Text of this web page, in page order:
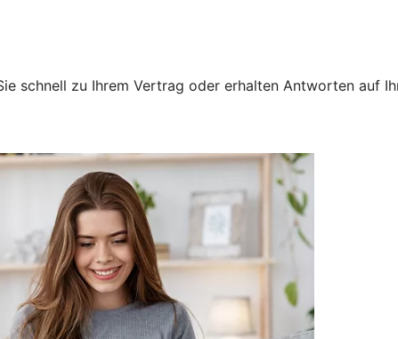
schnell zu Ihrem Vertrag oder erhalten Antworten auf